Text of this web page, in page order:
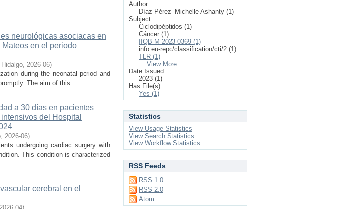
neurológicas asociadas en
en el periodo
, 2026-06)
during the neonatal period and
The aim of this ...
a 30 días en pacientes
del Hospital
, 2026-06)
undergoing cardiac surgery with
This condition is characterized
cerebral en el
2026-04)
Author
Díaz Pérez, Michelle Ashanty (1)
Subject
Ciclodipéptidos (1)
Cáncer (1)
IIQB-M-2023-0369 (1)
info:eu-repo/classification/cti/2 (1)
TLR (1)
... View More
Date Issued
2023 (1)
Has File(s)
Yes (1)
Statistics
View Usage Statistics
View Search Statistics
View Workflow Statistics
RSS Feeds
RSS 1.0
RSS 2.0
Atom